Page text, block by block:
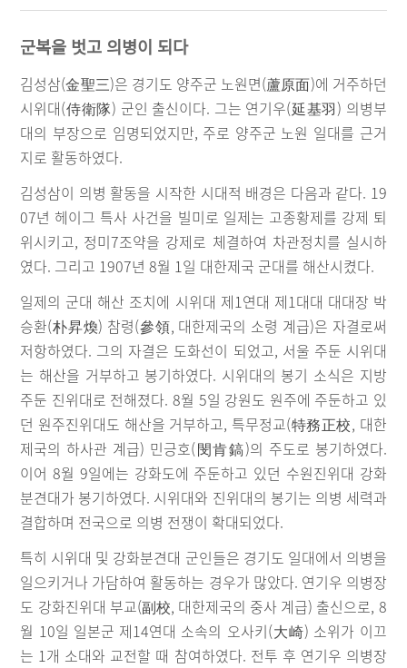
군복을 벗고 의병이 되다
김성삼(金聖三)은 경기도 양주군 노원면(蘆原面)에 거주하던
시위대(侍衛隊) 군인 출신이다. 그는 연기우(延基羽) 의병부
대의 부장으로 임명되었지만, 주로 양주군 노원 일대를 근거
지로 활동하였다.
김성삼이 의병 활동을 시작한 시대적 배경은 다음과 같다. 19
07년 헤이그 특사 사건을 빌미로 일제는 고종황제를 강제 퇴
위시키고, 정미7조약을 강제로 체결하여 차관정치를 실시하
였다. 그리고 1907년 8월 1일 대한제국 군대를 해산시켰다.
일제의 군대 해산 조치에 시위대 제1연대 제1대대 대대장 박
승환(朴昇煥) 참령(參領, 대한제국의 소령 계급)은 자결로써
저항하였다. 그의 자결은 도화선이 되었고, 서울 주둔 시위대
는 해산을 거부하고 봉기하였다. 시위대의 봉기 소식은 지방
주둔 진위대로 전해졌다. 8월 5일 강원도 원주에 주둔하고 있
던 원주진위대도 해산을 거부하고, 특무정교(特務正校, 대한
제국의 하사관 계급) 민긍호(閔肯鎬)의 주도로 봉기하였다.
이어 8월 9일에는 강화도에 주둔하고 있던 수원진위대 강화
분견대가 봉기하였다. 시위대와 진위대의 봉기는 의병 세력과
결합하며 전국으로 의병 전쟁이 확대되었다.
특히 시위대 및 강화분견대 군인들은 경기도 일대에서 의병을
일으키거나 가담하여 활동하는 경우가 많았다. 연기우 의병장
도 강화진위대 부교(副校, 대한제국의 중사 계급) 출신으로, 8
월 10일 일본군 제14연대 소속의 오사키(大崎) 소위가 이끄
는 1개 소대와 교전할 때 참여하였다. 전투 후 연기우 의병장